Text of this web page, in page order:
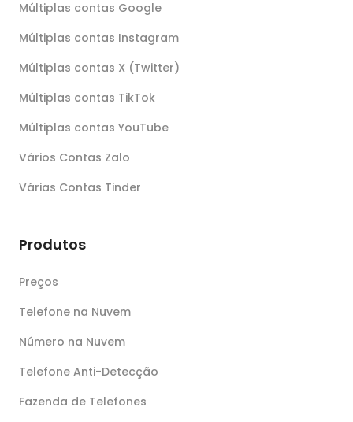
Múltiplas contas Google
Múltiplas contas Instagram
Múltiplas contas X (Twitter)
Múltiplas contas TikTok
Múltiplas contas YouTube
Vários Contas Zalo
Várias Contas Tinder
Produtos
Preços
Telefone na Nuvem
Número na Nuvem
Telefone Anti-Detecção
Fazenda de Telefones